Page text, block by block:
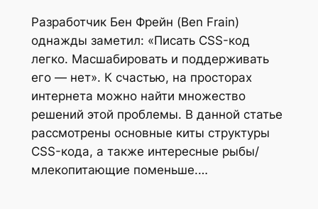
Разработчик Бен Фрейн (Ben Frain)
однажды заметил: «Писать CSS-код
легко. Масшабировать и поддерживать
его — нет». К счастью, на просторах
интернета можно найти множество
решений этой проблемы. В данной статье
рассмотрены основные киты структуры
CSS-кода, а также интересные рыбы/
млекопитающие поменьше.…